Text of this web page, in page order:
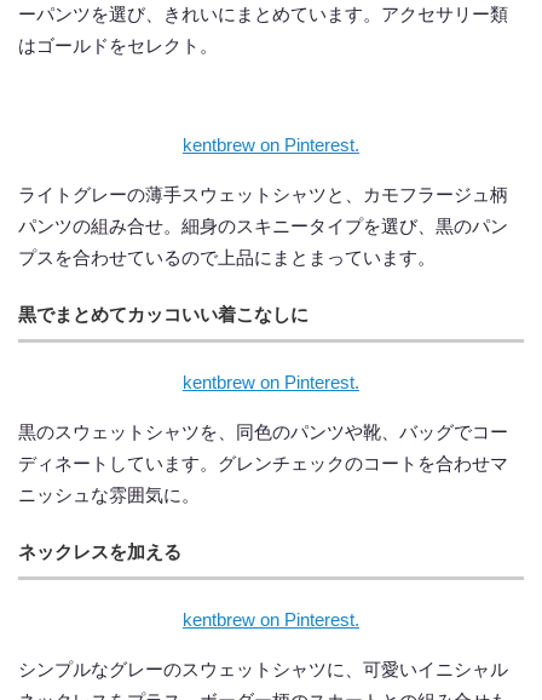
ーパンツを選び、きれいにまとめています。アクセサリー類
はゴールドをセレクト。
kentbrew on Pinterest.
ライトグレーの薄手スウェットシャツと、カモフラージュ柄
パンツの組み合せ。細身のスキニータイプを選び、黒のパン
プスを合わせているので上品にまとまっています。
黒でまとめてカッコいい着こなしに
kentbrew on Pinterest.
黒のスウェットシャツを、同色のパンツや靴、バッグでコー
ディネートしています。グレンチェックのコートを合わせマ
ニッシュな雰囲気に。
ネックレスを加える
kentbrew on Pinterest.
シンプルなグレーのスウェットシャツに、可愛いイニシャル